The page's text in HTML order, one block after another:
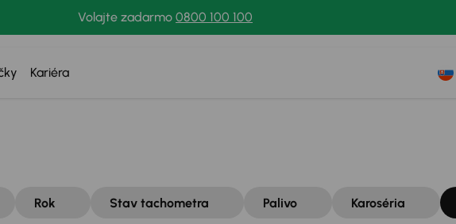
Volajte zadarmo 0800 100 100
Kariéra
Rok Stav tachometra Palivo Karoséria